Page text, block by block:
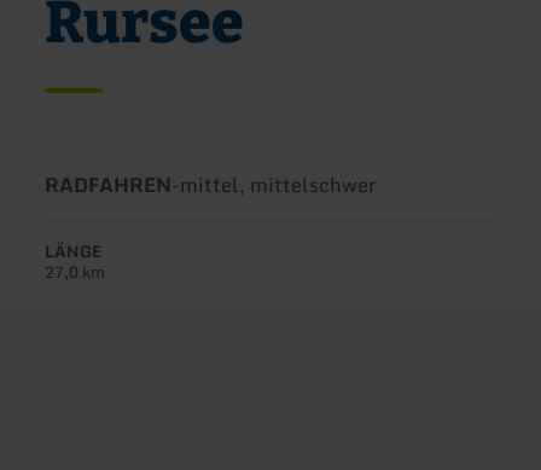
Rursee
Art
Tour:
RADFAHREN-Schwierigkeit:
mittel, mittelschwer
LÄNGE
27,0 km